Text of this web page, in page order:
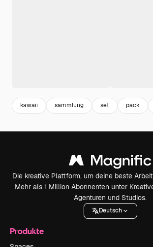
kawaii sammlung set pack
Die kreative Plattform, um deine beste
Mehr als 1 Million Abonnenten unter
Agenturen und Studios.
Deutsch
Produkte